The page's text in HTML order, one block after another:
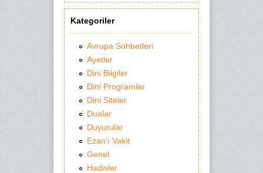
Kategoriler
Avrupa Sohbetleri
Ayetler
Dini Bilgiler
Dini Programlar
Dini Siteler
Dualar
Duyurular
Ezan'ı Vakit
Genel
Hadisler